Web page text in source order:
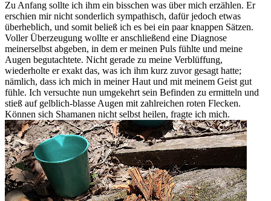
Zu Anfang sollte ich ihm ein bisschen was über mich erzählen. Er
erschien mir nicht sonderlich sympathisch, dafür jedoch etwas
überheblich, und somit beließ ich es bei ein paar knappen Sätzen.
Voller Überzeugung wollte er anschließend eine Diagnose
meinerselbst abgeben, in dem er meinen Puls fühlte und meine
Augen begutachtete. Nicht gerade zu meine Verblüffung,
wiederholte er exakt das, was ich ihm kurz zuvor gesagt hatte;
nämlich, dass ich mich in meiner Haut und mit meinem Geist gut
fühle. Ich versuchte nun umgekehrt sein Befinden zu ermitteln und
stieß auf gelblich-blasse Augen mit zahlreichen roten Flecken.
Können sich Shamanen nicht selbst heilen, fragte ich mich.